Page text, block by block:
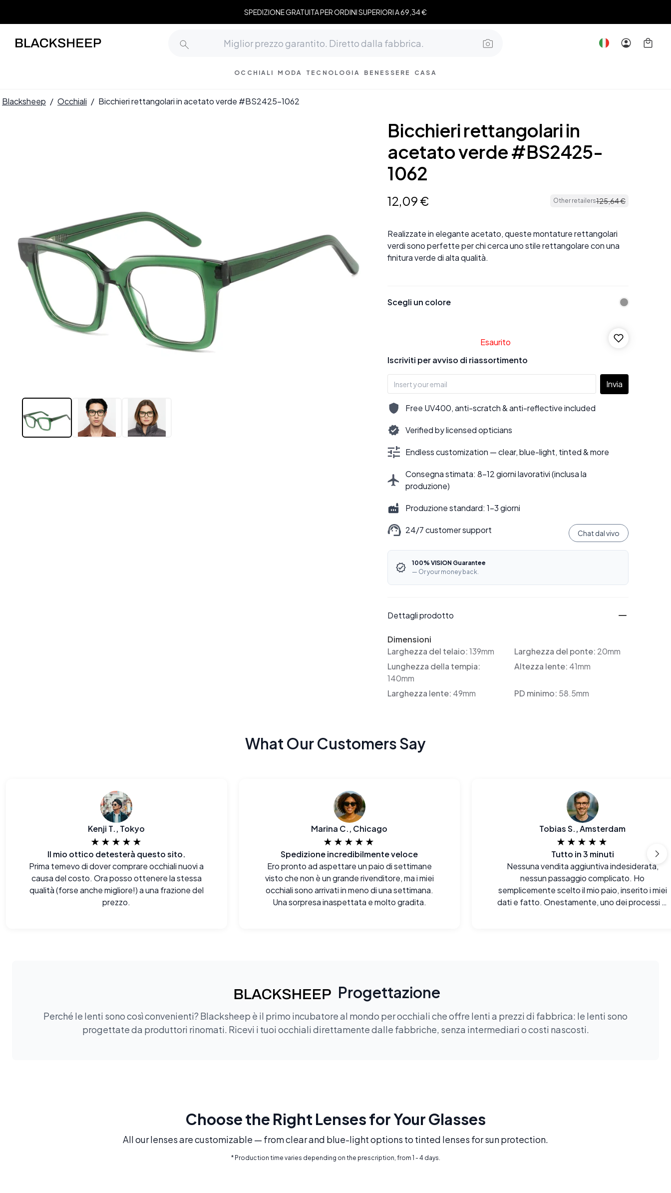
SPEDIZIONE GRATUITA PER ORDINI SUPERIORI A 69,34 €
OCCHIALI MODA TECNOLOGIA BENESSERE CASA
Blacksheep / Occhiali / Bicchieri rettangolari in acetato verde #BS2425-1062
Bicchieri rettangolari in
acetato verde #BS2425-
1062
12,09 € Other retailers125,64€
Realizzate in elegante acetato, queste montature rettangolari
verdi sono perfette per chi cerca uno stile rettangolare con una
finitura verde di alta qualità.
Scegli un colore
Esaurito
Iscriviti per avviso di riassortimento
Invia
Free UV400, anti-scratch & anti-reflective included
Verified by licensed opticians
Endless customization — clear, blue-light, tinted & more
Consegna stimata: 8–12 giorni lavorativi (inclusa la
produzione)
Produzione standard: 1–3 giorni
24/7 customer support Chat dal vivo
100% VISION Guarantee
— Or your money back.
Dettagli prodotto
Dimensioni
Larghezza del telaio:139mm Larghezza del ponte: 20mm
Lunghezza della tempia:
140mm
Altezza lente: 41mm
Larghezza lente: 49mm PD minimo: 58.5mm
What Our Customers Say
Kenji T., Tokyo
★★★★★
Il mio ottico detesterà questo sito.
Prima temevo di dover comprare occhiali nuovi a
causa del costo. Ora posso ottenere la stessa
qualità (forse anche migliore!) a una frazione del
prezzo.
Marina C., Chicago
★★★★★
Spedizione incredibilmente veloce
Ero pronto ad aspettare un paio di settimane
visto che non è un grande rivenditore, ma i miei
occhiali sono arrivati in meno di una settimana.
Una sorpresa inaspettata e molto gradita.
Tobias S., Amsterdam
★★★★★
Tutto in 3 minuti
Nessuna vendita aggiuntiva indesiderata,
nessun passaggio complicato. Ho
semplicemente scelto il mio paio, inserito i miei
dati e fatto. Onestamente, uno dei processi di
Progettazione
Perché le lenti sono così convenienti? Blacksheep è il primo incubatore al mondo per occhiali che offre lenti a prezzi di fabbrica: le lenti sono
progettate da produttori rinomati. Ricevi i tuoi occhiali direttamente dalle fabbriche, senza intermediari o costi nascosti.
Choose the Right Lenses for Your Glasses
All our lenses are customizable — from clear and blue-light options to tinted lenses for sun protection.
* Production time varies depending on the prescription, from 1 - 4 days.